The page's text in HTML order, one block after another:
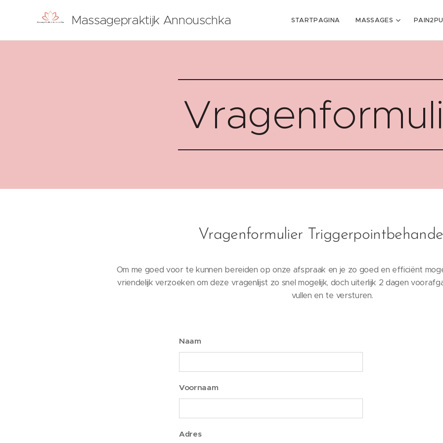
Massagepraktijk Annouschka STARTPAGINA MASSAGES
Vragenformulier
Om me goed voor te kunnen bereiden op onze afspraak en je zo goed en efficiënt
vriendelijk verzoeken om deze vragenlijst zo snel mogelijk, doch uiterlijk 2 dagen
vullen en te versturen.
Naam
Voornaam
Adres